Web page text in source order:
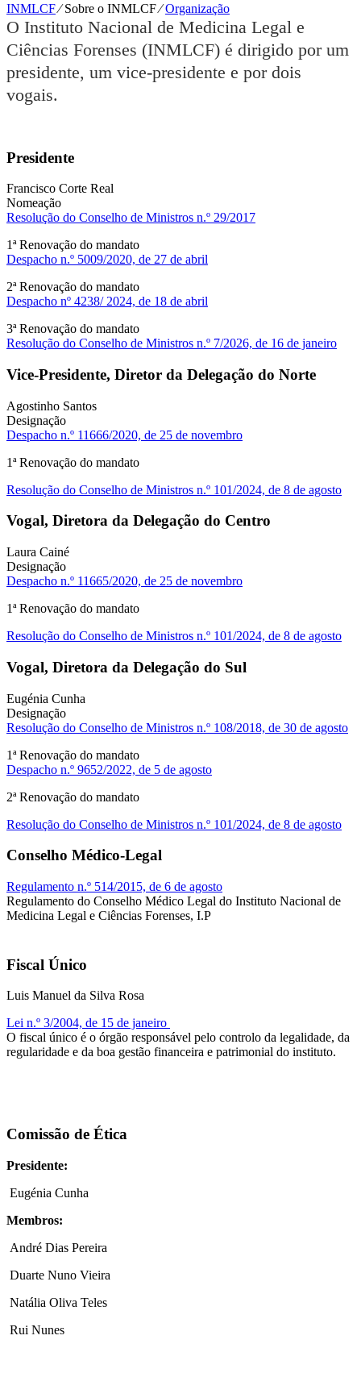
INMLCF⁄Sobre o INMLCF⁄Organização
O Instituto Nacional de Medicina Legal e
Ciências Forenses (INMLCF) é dirigido por um
presidente, um vice-presidente e por dois
vogais.
Presidente
Francisco Corte Real
Nomeação
Resolução do Conselho de Ministros n.º 29/2017
1ª Renovação do mandato
Despacho n.º 5009/2020, de 27 de abril
2ª Renovação do mandato
Despacho nº 4238/ 2024, de 18 de abril
3ª Renovação do mandato
Resolução do Conselho de Ministros n.º 7/2026, de 16 de janeiro
Vice-Presidente, Diretor da Delegação do Norte
Agostinho Santos
Designação
Despacho n.º 11666/2020, de 25 de novembro
1ª Renovação do mandato
Resolução do Conselho de Ministros n.º 101/2024, de 8 de agosto
Vogal, Diretora da Delegação do Centro
Laura Cainé
Designação
Despacho n.º 11665/2020, de 25 de novembro
1ª Renovação do mandato
Resolução do Conselho de Ministros n.º 101/2024, de 8 de agosto
Vogal, Diretora da Delegação do Sul
Eugénia Cunha
Designação
Resolução do Conselho de Ministros n.º 108/2018, de 30 de agosto
1ª Renovação do mandato
Despacho n.º 9652/2022, de 5 de agosto
2ª Renovação do mandato
Resolução do Conselho de Ministros n.º 101/2024, de 8 de agosto
Conselho Médico-Legal
Regulamento n.º 514/2015, de 6 de agosto
Regulamento do Conselho Médico Legal do Instituto Nacional de
Medicina Legal e Ciências Forenses, I.P
Fiscal Único
Luis Manuel da Silva Rosa
Lei n.º 3/2004, de 15 de janeiro
O fiscal único é o órgão responsável pelo controlo da legalidade, da
regularidade e da boa gestão financeira e patrimonial do instituto.
Comissão de Ética
Presidente:
Eugénia Cunha
Membros:
André Dias Pereira
Duarte Nuno Vieira
Natália Oliva Teles
Rui Nunes